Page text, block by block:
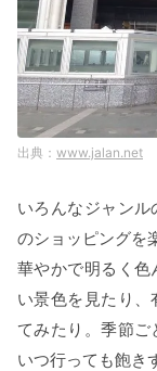
www.jalan.net
いろんなジャン
のショッピングを
華やかで明るく色
い景色を見たり
てみたり。季節ご
いつ行っても飽き